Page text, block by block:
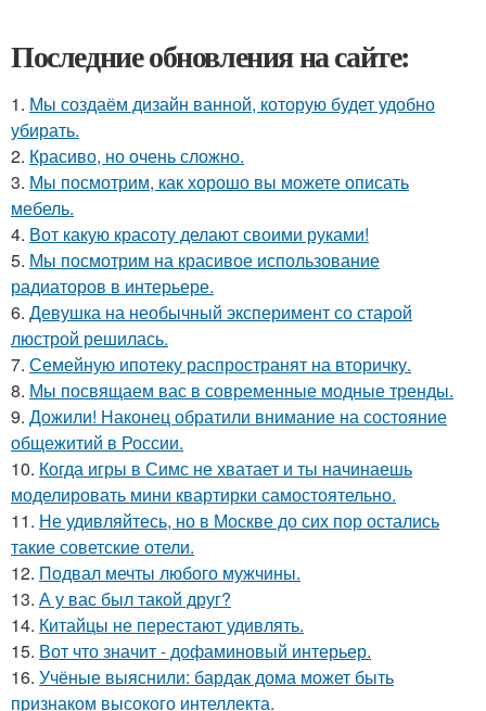
Последние обновления на сайте:
1. Мы создаём дизайн ванной, которую будет удобно
убирать.
2. Красиво, но очень сложно.
3. Мы посмотрим, как хорошо вы можете описать
мебель.
4. Вот какую красоту делают своими руками!
5. Мы посмотрим на красивое использование
радиаторов в интерьере.
6. Девушка на необычный эксперимент со старой
люстрой решилась.
7. Семейную ипотеку распространят на вторичку.
8. Мы посвящаем вас в современные модные тренды.
9. Дожили! Наконец обратили внимание на состояние
общежитий в России.
10. Когда игры в Симс не хватает и ты начинаешь
моделировать мини квартирки самостоятельно.
11. Не удивляйтесь, но в Москве до сих пор остались
такие советские отели.
12. Подвал мечты любого мужчины.
13. А у вас был такой друг?
14. Китайцы не перестают удивлять.
15. Вот что значит - дофаминовый интерьер.
16. Учёные выяснили: бардак дома может быть
признаком высокого интеллекта.